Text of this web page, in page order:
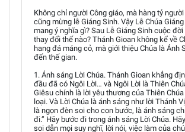
Không chỉ người Công giáo, mà hàng tỷ
cũng mừng lễ Giáng Sinh. Vậy Lễ Chúa
mang ý nghĩa gì? Sau Lễ Giáng Sinh cuộc
thay đổi thế nào? Thánh Gioan không kể về
hang đá máng cỏ, mà giới thiệu Chúa là Ánh
đến thế gian.
1. Ánh sáng Lời Chúa. Thánh Gioan khẳng
đầu đã có Ngôi Lời… và Ngôi Lời là Thiên
Giêsu chính là lời yêu thương của Thiên
loại. Và Lời Chúa là ánh sáng như lời Thánh
là ngọn đèn soi cho con bước, là ánh sáng
đi.” Hãy bước đi trong ánh sáng Lời Chúa.
soi dẫn mọi suy nghĩ, lời nói, việc làm của